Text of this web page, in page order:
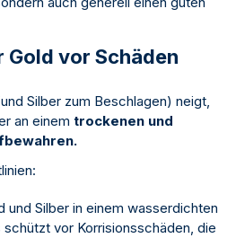
Gold vor Schäden
Silber zum Beschlagen) neigt,
an einem trockenen und
und Silber in einem wasserdichten
vor Korrisionsschäden, die